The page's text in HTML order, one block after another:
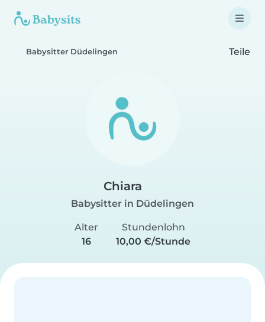
Babysitter Düdelingen Teile
Chiara
Babysitter in Düdelingen
Alter
16
Stundenlohn
10,00 €/Stunde